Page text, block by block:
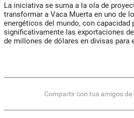
La iniciativa se suma a la ola de
transformar a Vaca Muerta en uno de
energéticos del mundo, con capacidad
significativamente las exportaciones
de millones de dólares en divisas para
Compartir con tus amigos de